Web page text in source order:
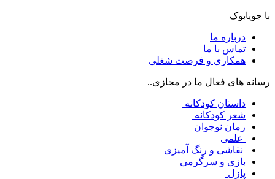
با جویابوک
درباره ما
تماس با ما
همکاری و فرصت شغلی
رسانه های فعال ما در مجازی..
داستان کودکانه
شعر کودکانه
رمان نوجوان
علمی
نقاشی و رنگ آمیزی
بازی و سرگرمی
پازل